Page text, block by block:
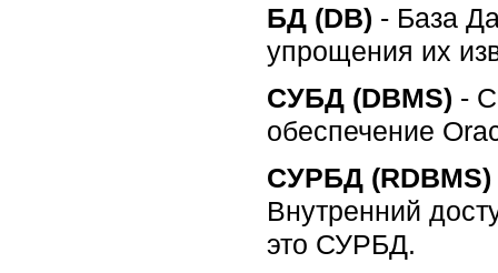
БД (DB) - База
упрощения их
СУБД (DBMS) -
обеспечение
СУРБД (RDBMS)
Внутренний
это СУРБД.